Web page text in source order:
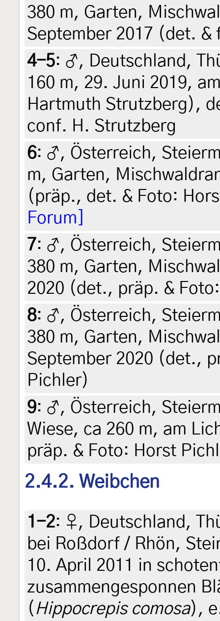
380 m, Garten,
September 2017 (det.
4-5: ♂, Deutschland,
160 m, 29. Juni 2019,
Hartmuth Strutzberg),
conf. H. Strutzberg
6: ♂, Österreich,
m, Garten,
(präp., det. & Foto:
Forum]
7: ♂, Österreich,
380 m, Garten,
2020 (det., präp. &
8: ♂, Österreich,
380 m, Garten,
September 2020 (det.,
Pichler)
9: ♂, Österreich,
Wiese, ca 260 m, am
präp. & Foto: Horst
2.4.2. Weibchen
1-2: ♀, Deutschland,
bei Roßdorf / Rhön,
10. April 2011 in
zusammengesponnen
( Hippocrepis comosa),